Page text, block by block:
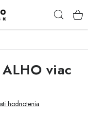
viac
hodnotenia